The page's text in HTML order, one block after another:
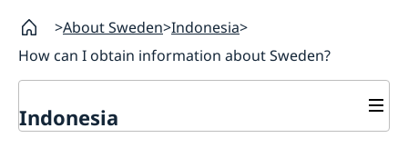
About Sweden Indonesia
How can I obtain information about Sweden?
Indonesia